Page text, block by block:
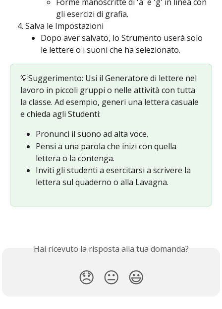
gli esercizi di grafia.
Salva le Impostazioni
Dopo aver salvato, lo Strumento userà solo
le lettere o i suoni che ha selezionato.
💡Suggerimento: Usi il Generatore di lettere nel
lavoro in piccoli gruppi o nelle attività con tutta
la classe. Ad esempio, generi una lettera casuale
e chieda agli Studenti:
Pronunci il suono ad alta voce.
Pensi a una parola che inizi con quella
lettera o la contenga.
Inviti gli studenti a esercitarsi a scrivere la
lettera sul quaderno o alla Lavagna.
Hai ricevuto la risposta alla tua domanda?
😞 😐 😃